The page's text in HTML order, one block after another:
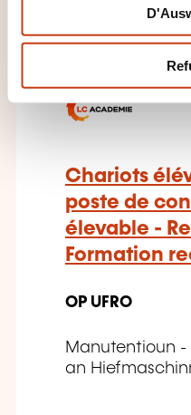
Chariots
poste de
élevable -
Formation
OP UFRO
Manutentioun -
an